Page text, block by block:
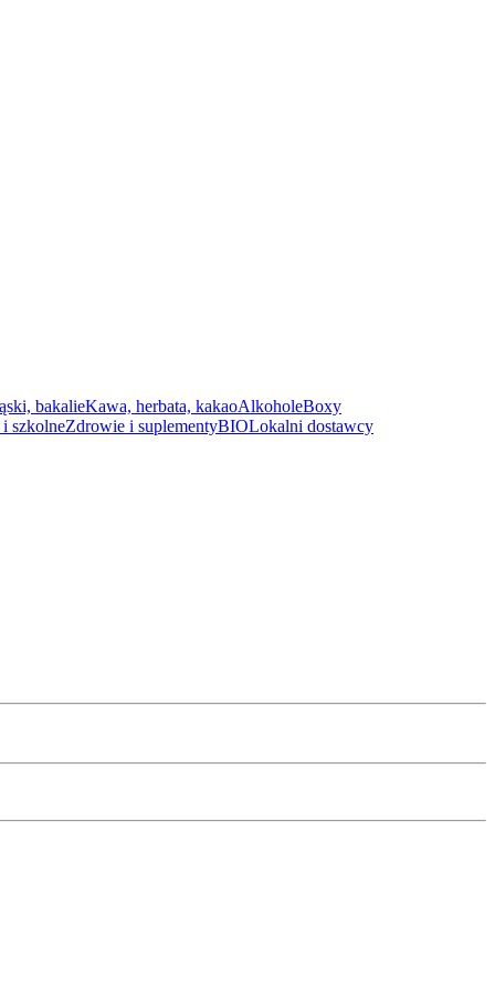
bakalieKawa, herbata, kakaoAlkoholeBoxy
szkolneZdrowie i suplementyBIOLokalni dostawcy